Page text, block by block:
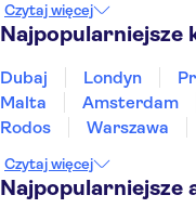
Tunezja
Turcja
Czytaj więcej
Najpopularniejsze
Dubaj Londyn
Malta
Amsterdam
Rodos
Warszawa
Sopot
Gdynia
Czytaj więcej
Najpopularniejsze